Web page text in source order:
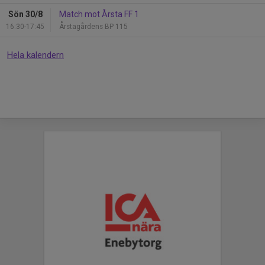
Sön 30/8
16:30-17:45
Match mot Årsta FF 1
Årstagårdens BP 115
Hela kalendern